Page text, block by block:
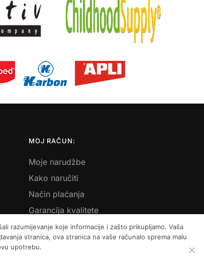
MOJ RAČUN:
Moje narudžbe
Kako naručiti
Način plaćanja
Garancija kvalitete
Košarica
razumijevanje koje informacije i zašto prikupljamo. Vaša
stranica, ova stranica na vaše računalo sprema malu
upotrebu.